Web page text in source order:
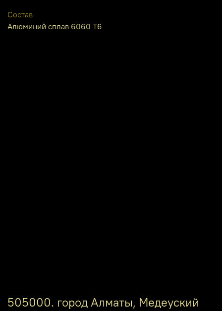
Состав
Алюминий сплав 6060 Т6
505000. город Алматы, Медеуский